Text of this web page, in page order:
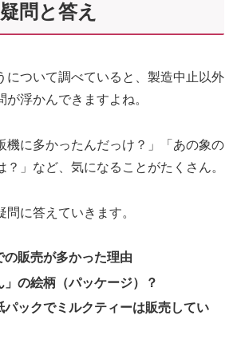
問と答え
について調べていると、製造中止以外
浮かんできますよね。
機に多かったんだっけ？」「あの象の
？」など、気になることがたくさん。
問に答えていきます。
の販売が多かった理由
の絵柄（パッケージ）？
パックでミルクティーは販売してい